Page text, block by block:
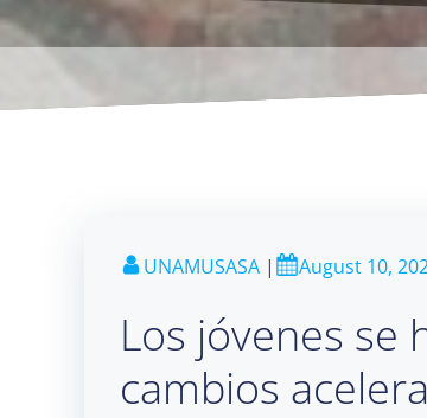
UNAMUSASA | August 10,
Los jóvenes se
cambios